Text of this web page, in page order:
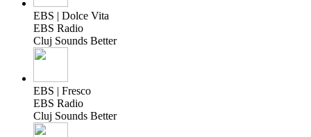
EBS | Dolce Vita
EBS Radio
Cluj Sounds Better
EBS | Fresco
EBS Radio
Cluj Sounds Better